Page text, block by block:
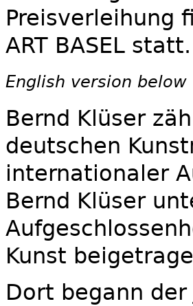
Preisverleihung
ART BASEL statt.
English version below
Bernd Klüser
deutschen
internationaler
Bernd Klüser
Kunst
Dort begann der